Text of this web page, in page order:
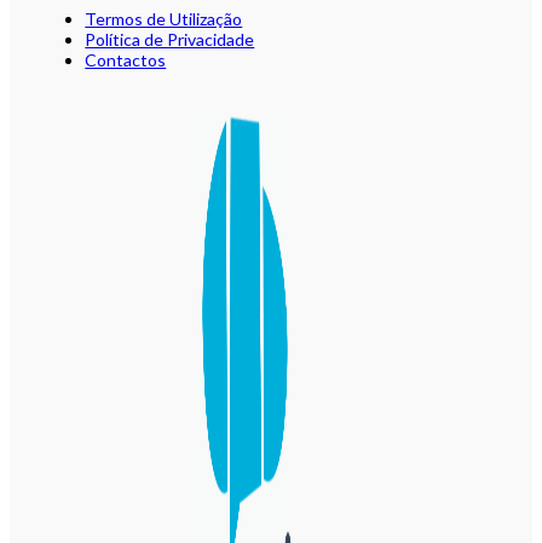
Termos de Utilização
Política de Privacidade
Contactos